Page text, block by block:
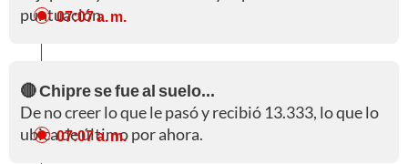
puntuación.
07:07 a. m.
🔴 Chipre se fue al suelo...
De no creer lo que le pasó y recibió 13.333, lo que lo
ubica de último por ahora.
07:07 a. m.